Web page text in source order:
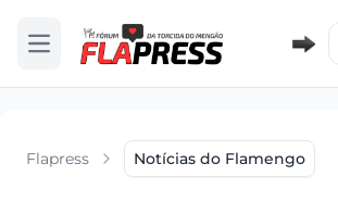
Abrir menu
Flapress Notícias do Flamengo